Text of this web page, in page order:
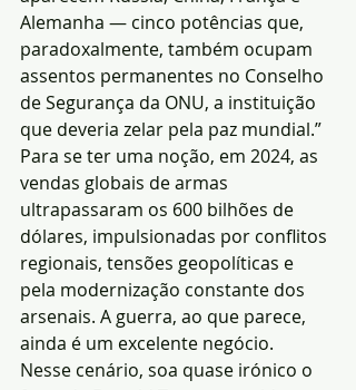
Alemanha — cinco potências que,
paradoxalmente, também ocupam
assentos permanentes no Conselho
de Segurança da ONU, a instituição
que deveria zelar pela paz mundial.”
Para se ter uma noção, em 2024, as
vendas globais de armas
ultrapassaram os 600 bilhões de
dólares, impulsionadas por conflitos
regionais, tensões geopolíticas e
pela modernização constante dos
arsenais. A guerra, ao que parece,
ainda é um excelente negócio.
Nesse cenário, soa quase irónico o